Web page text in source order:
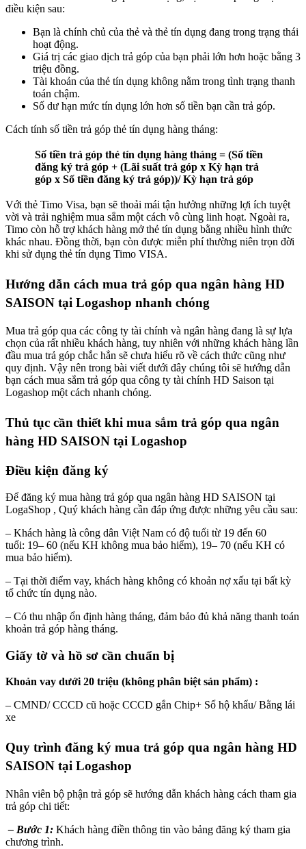
điều kiện sau:
Bạn là chính chủ của thẻ và thẻ tín dụng đang trong trạng thái
hoạt động.
Giá trị các giao dịch trả góp của bạn phải lớn hơn hoặc bằng 3
triệu đồng.
Tài khoản của thẻ tín dụng không nằm trong tình trạng thanh
toán chậm.
Số dư hạn mức tín dụng lớn hơn số tiền bạn cần trả góp.
Cách tính số tiền trả góp thẻ tín dụng hàng tháng:
Số tiền trả góp thẻ tín dụng hàng tháng = (Số tiền
đăng ký trả góp + (Lãi suất trả góp x Kỳ hạn trả
góp x Số tiền đăng ký trả góp))/ Kỳ hạn trả góp
Với thẻ Timo Visa, bạn sẽ thoải mái tận hưởng những lợi ích tuyệt
vời và trải nghiệm mua sắm một cách vô cùng linh hoạt. Ngoài ra,
Timo còn hỗ trợ khách hàng mở thẻ tín dụng bằng nhiều hình thức
khác nhau. Đồng thời, bạn còn được miễn phí thường niên trọn đời
khi sử dụng thẻ tín dụng Timo VISA.
Hướng dẫn cách mua trả góp qua ngân hàng HD
SAISON tại Logashop nhanh chóng
Mua trả góp qua các công ty tài chính và ngân hàng đang là sự lựa
chọn của rất nhiều khách hàng, tuy nhiên với những khách hàng lần
đầu mua trả góp chắc hẳn sẽ chưa hiểu rõ về cách thức cũng như
quy định. Vậy nên trong bài viết dưới đây chúng tôi sẽ hướng dẫn
bạn cách mua sắm trả góp qua công ty tài chính HD Saison tại
Logashop một cách nhanh chóng.
Thủ tục cần thiết khi mua sắm trả góp qua ngân
hàng HD SAISON tại Logashop
Điều kiện đăng ký
Để đăng ký mua hàng trả góp qua ngân hàng HD SAISON tại
LogaShop , Quý khách hàng cần đáp ứng được những yêu cầu sau:
– Khách hàng là công dân Việt Nam có độ tuổi từ 19 đến 60
tuổi: 19– 60 (nếu KH không mua bảo hiểm), 19– 70 (nếu KH có
mua bảo hiểm).
– Tại thời điểm vay, khách hàng không có khoản nợ xấu tại bất kỳ
tổ chức tín dụng nào.
– Có thu nhập ổn định hàng tháng, đảm bảo đủ khả năng thanh toán
khoản trả góp hàng tháng.
Giấy tờ và hồ sơ cần chuẩn bị
Khoản vay dưới 20 triệu (không phân biệt sản phẩm) :
– CMND/ CCCD cũ hoặc CCCD gắn Chip+ Sổ hộ khẩu/ Bằng lái
xe
Quy trình đăng ký mua trả góp qua ngân hàng HD
SAISON tại Logashop
Nhân viên bộ phận trả góp sẽ hướng dẫn khách hàng cách tham gia
trả góp chi tiết:
– Bước 1: Khách hàng điền thông tin vào bảng đăng ký tham gia
chương trình.